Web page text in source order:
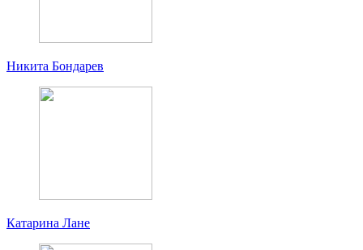
Никита Бондарев
Катарина Лане